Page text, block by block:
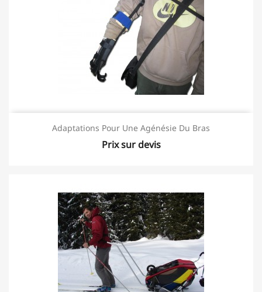
Adaptations Pour Une Agénésie Du Bras
Prix sur devis